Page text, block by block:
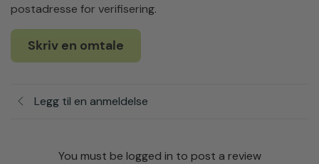
postadresse for verifisering.
Skriv en omtale
Legg til en anmeldelse
You must be logged in to post a review